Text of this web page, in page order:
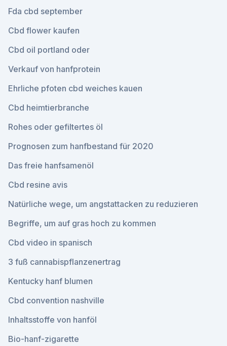
Fda cbd september
Cbd flower kaufen
Cbd oil portland oder
Verkauf von hanfprotein
Ehrliche pfoten cbd weiches kauen
Cbd heimtierbranche
Rohes oder gefiltertes öl
Prognosen zum hanfbestand für 2020
Das freie hanfsamenöl
Cbd resine avis
Natürliche wege, um angstattacken zu reduzieren
Begriffe, um auf gras hoch zu kommen
Cbd video in spanisch
3 fuß cannabispflanzenertrag
Kentucky hanf blumen
Cbd convention nashville
Inhaltsstoffe von hanföl
Bio-hanf-zigarette